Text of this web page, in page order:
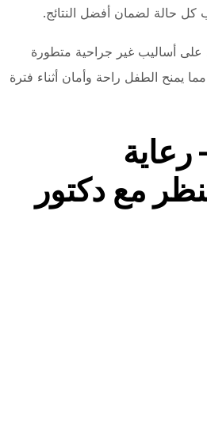
كل حالة لضمان أفضل النتائج.
على أساليب غير جراحية متطورة
يمنح الطفل راحة وأمان أثناء فترة
مع دكتور